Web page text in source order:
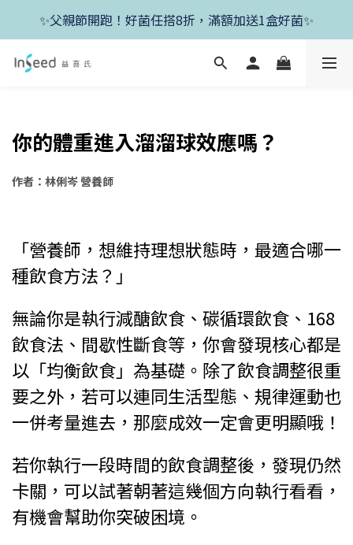
✨新朋友首單現折400+送1盒益生菌，滿額再享免運✨
✨父親節開跑！好菌任搭8折，滿額加送1盒好菌✨
✨新朋友首單現折400+送1盒益生菌，滿額再享免運✨
你的體重進入溜溜球效應嗎？
作者：林俐岑 營養師
「營養師，想維持理想狀態時，最適合哪一
種飲食方法？」
無論你是執行減醣飲食、碳循環飲食、168
飲食法、間歇性斷食等，你會發現核心都是
以「均衡飲食」為基礎。除了飲食調整很重
要之外，若可以連同生活型態、規律運動也
一併考量進去，那麼成效一定會更明顯哦！
若你執行一段時間的飲食調整後，發現仍然
卡關，可以試著朝著這幾個方向執行看看，
有機會幫助你突破困境。